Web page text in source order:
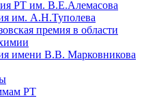
РТ им. В.Е.Алемасова
им. А.Н.Туполева
премия в области
имени В.В. Марковникова
РТ